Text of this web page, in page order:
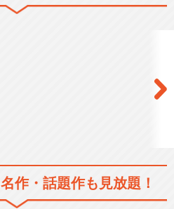
名作・話題作も見放題！